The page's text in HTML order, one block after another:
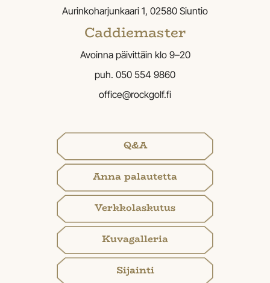
Aurinkoharjunkaari 1, 02580 Siuntio
Caddiemaster
Avoinna päivittäin klo 9–20
puh. 050 554 9860
​​​​​​​office@rockgolf.fi
Q&A
Anna palautetta
Verkkolaskutus
Kuvagalleria
Sijainti